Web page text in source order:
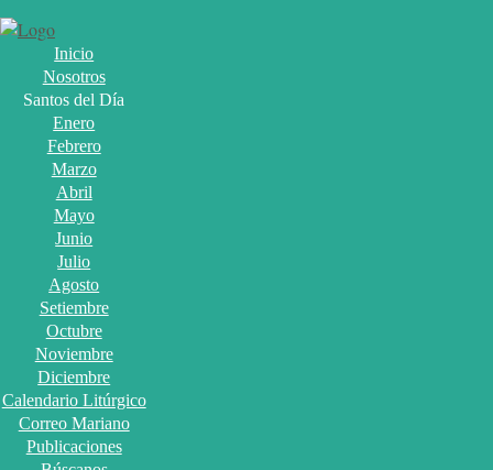
Inicio
Nosotros
Santos del Día
Enero
Febrero
Marzo
Abril
Mayo
Junio
Julio
Agosto
Setiembre
Octubre
Noviembre
Diciembre
Calendario Litúrgico
Correo Mariano
Publicaciones